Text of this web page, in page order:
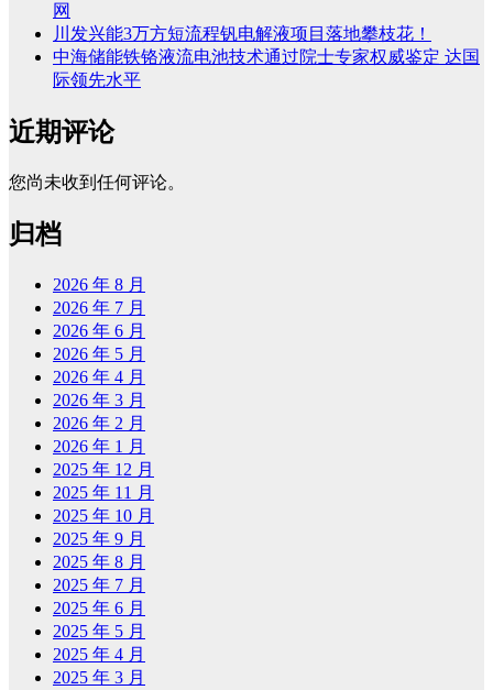
网
川发兴能3万方短流程钒电解液项目落地攀枝花！
中海储能铁铬液流电池技术通过院士专家权威鉴定 达国
际领先水平
近期评论
您尚未收到任何评论。
归档
2026 年 8 月
2026 年 7 月
2026 年 6 月
2026 年 5 月
2026 年 4 月
2026 年 3 月
2026 年 2 月
2026 年 1 月
2025 年 12 月
2025 年 11 月
2025 年 10 月
2025 年 9 月
2025 年 8 月
2025 年 7 月
2025 年 6 月
2025 年 5 月
2025 年 4 月
2025 年 3 月